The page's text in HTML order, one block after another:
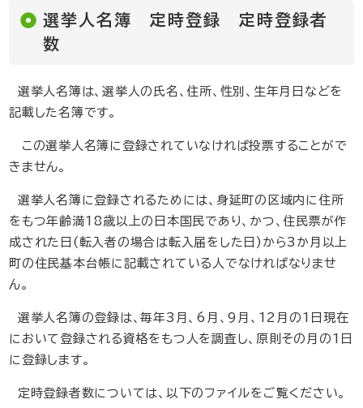
選挙人名簿 定時登録 定時登録者
数
選挙人名簿は、選挙人の氏名、住所、性別、生年月日などを
記載した名簿です。
この選挙人名簿に登録されていなければ投票することがで
きません。
選挙人名簿に登録されるためには、身延町の区域内に住所
をもつ年齢満18歳以上の日本国民であり、かつ、住民票が作
成された日(転入者の場合は転入届をした日)から3か月以上
町の住民基本台帳に記載されている人でなければなりませ
ん。
選挙人名簿の登録は、毎年3月、6月、9月、12月の1日現在
において登録される資格をもつ人を調査し、原則その月の1日
に登録します。
定時登録者数については、以下のファイルをご覧ください。